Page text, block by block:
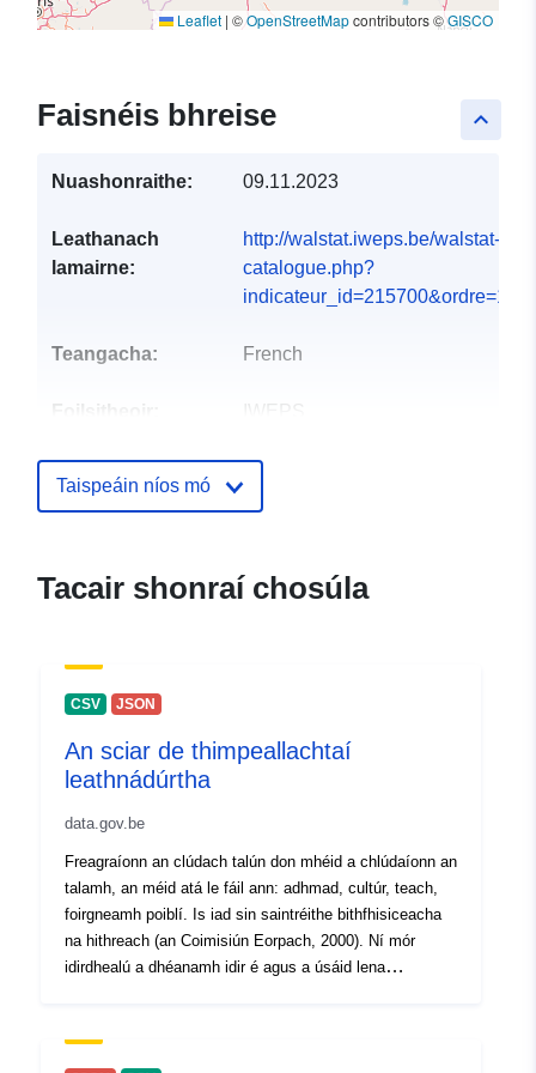
Leaflet | ©OpenStreetMapcontributors ©GISCO
keyboard_arrow_up
Faisnéis bhreise
Nuashonraithe: 09.11.2023
Leathanach
lamairne:
http://walstat.iweps.be/walstat-
catalogue.php?
indicateur_id=215700&ordre=12...
Teangacha: French
Foilsitheoir: IWEPS
Pointí teagmhála:
Ríomhphost:
Taifead Catalóige: Curtha le data.europa.eu:
Spásúil: Comhordanáidí:
Clóscríobh: Polygon
Aitheantóirí: 215700-12
Taispeáin níos mó
Tacair shonraí chosúla
CSV JSON
An sciar de thimpeallachtaí
leathnádúrtha
data.gov.be
Freagraíonn an clúdach talún don mhéid a chlúdaíonn an
talamh, an méid atá le fáil ann: adhmad, cultúr, teach,
foirgneamh poiblí. Is iad sin saintréithe bithfhisiceacha
na hithreach (an Coimisiún Eorpach, 2000). Ní mór
idirdhealú a dhéanamh idir é agus a úsáid lena
ag freagairt do roinnt úsáidí amhail gairdín cónaithe nó